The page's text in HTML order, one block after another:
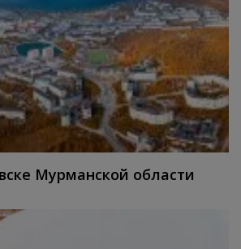
Мурманской области